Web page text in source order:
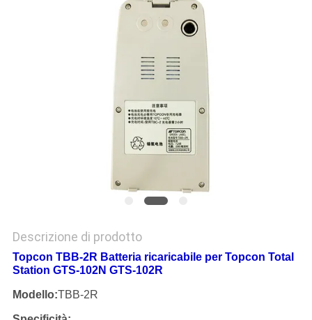
Descrizione di prodotto
Topcon TBB-2R Batteria ricaricabile per Topcon Total
Station GTS-102N GTS-102R
Modello:TBB-2R